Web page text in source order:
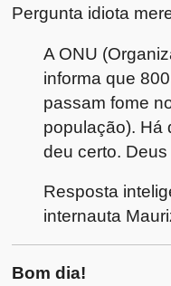
Pergunta idiota
A ONU
informa que
passam fome
população). Há
deu certo.
Resposta
internauta
Bom dia!